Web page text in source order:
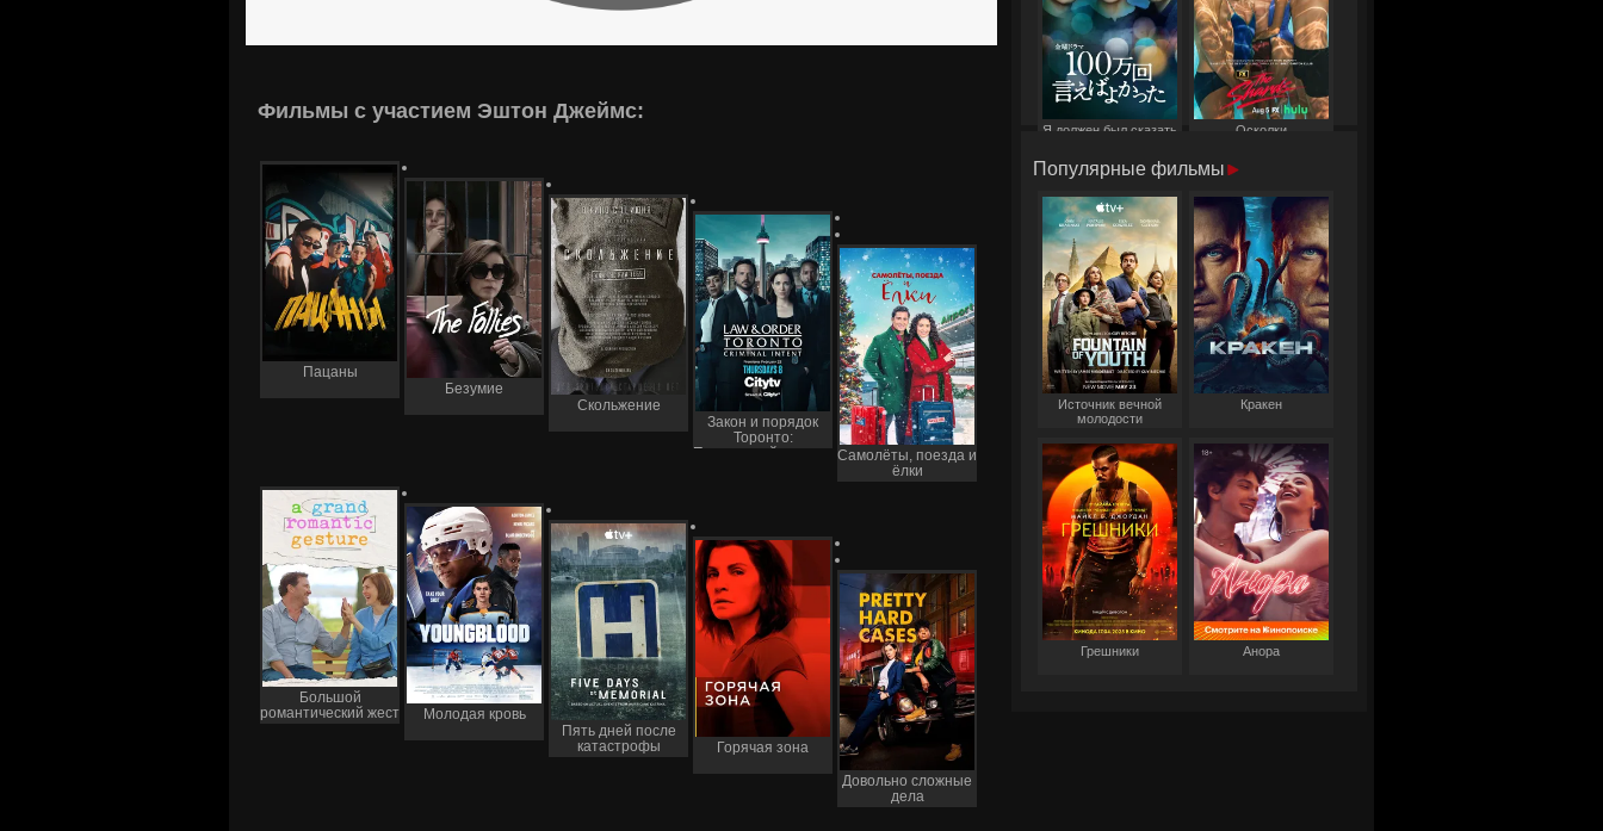
Фильмы с участием Эштон Джеймс:
Пацаны
Безумие
Скольжение
Закон и порядок
Торонто:
Преступный умысел Самолёты, поезда и
ёлки
Большой
романтический жест
Молодая кровь
Пять дней после
катастрофы
Горячая зона
Довольно сложные
дела
Я должен был сказать
Осколки
Популярные фильмы
Источник вечной
молодости
Кракен
Грешники Анора